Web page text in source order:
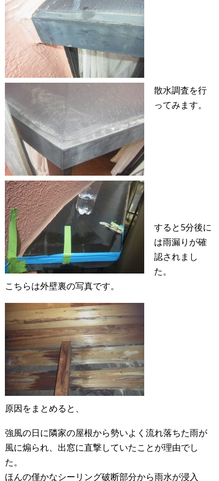
散水調査を行
ってみます。
すると5分後に
は雨漏りが確
認されまし
た。
こちらは外壁裏の写真です。
原因をまとめると、
強風の日に隣家の屋根から勢いよく流れ落ちた雨が
風に煽られ、出窓に直撃していたことが理由でし
た。
ほんの僅かなシーリング破断部分から雨水が浸入